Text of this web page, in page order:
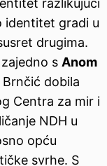
razlikujući
identitet gradi u
drugima.
s Anom
dobila
Centra za mir i
NDH u
opću
svrhe. S